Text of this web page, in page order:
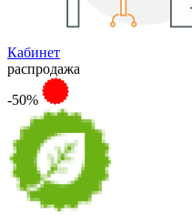
Кабинет
распродажа
-50%